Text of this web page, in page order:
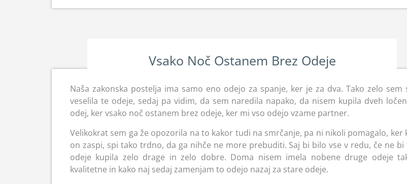
Vsako Noč Ostanem Brez Odeje
Naša zakonska postelja ima samo eno odejo za spanje, ker je za dva. Tako zelo sem
veselila te odeje, sedaj pa vidim, da sem naredila napako, da nisem kupila dveh
odej, ker vsako noč ostanem brez odeje, ker mi vso odejo vzame partner.
Velikokrat sem ga že opozorila na to kakor tudi na smrčanje, pa ni nikoli pomagalo, ker
on zaspi, spi tako trdno, da ga nihče ne more prebuditi. Saj bi bilo vse v redu, če ne bi
odeje kupila zelo drage in zelo dobre. Doma nisem imela nobene druge odeje
kvalitetne in kako naj sedaj zamenjam to odejo nazaj za stare odeje.